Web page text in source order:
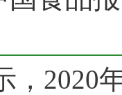
，2020